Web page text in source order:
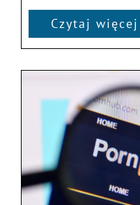
Czytaj więcej